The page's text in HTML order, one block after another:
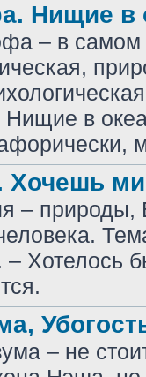
Нищие в
– в
в
Хочешь
– природы,
– Хотелось
– не